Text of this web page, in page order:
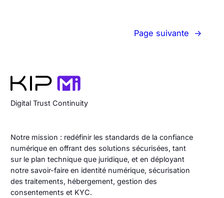
Page suivante →
Digital Trust Continuity
Notre mission : redéfinir les standards de la confiance
numérique en offrant des solutions sécurisées, tant
sur le plan technique que juridique, et en déployant
notre savoir-faire en identité numérique, sécurisation
des traitements, hébergement, gestion des
consentements et KYC.